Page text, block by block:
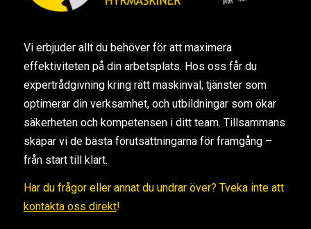
Vi erbjuder allt du behöver för att maximera
effektiviteten på din arbetsplats. Hos oss får du
expertrådgivning kring rätt maskinval, tjänster som
optimerar din verksamhet, och utbildningar som ökar
säkerheten och kompetensen i ditt team. Tillsammans
skapar vi de bästa förutsättningarna för framgång –
från start till klart.
Har du frågor eller annat du undrar över? Tveka inte att
kontakta oss direkt!